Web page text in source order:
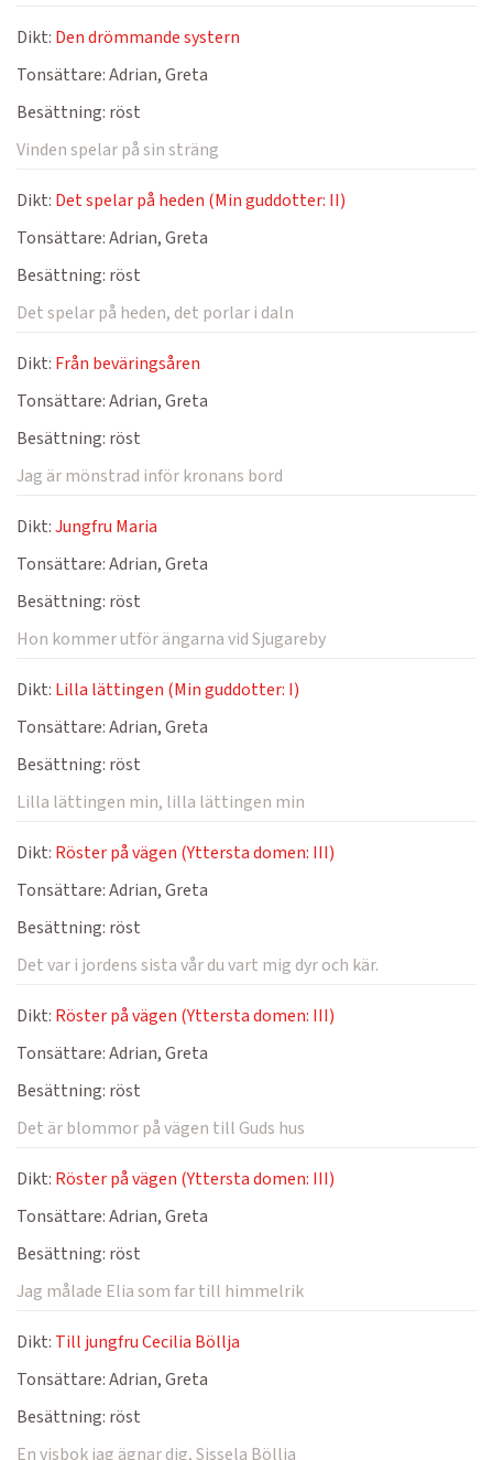
Dikt: Den drömmande systern
Tonsättare:Adrian, Greta
Besättning: röst
Vinden spelar på sin sträng
Dikt: Det spelar på heden (Min guddotter: II)
Tonsättare:Adrian, Greta
Besättning: röst
Det spelar på heden, det porlar i daln
Dikt: Från beväringsåren
Tonsättare:Adrian, Greta
Besättning: röst
Jag är mönstrad inför kronans bord
Dikt:Jungfru Maria
Tonsättare:Adrian, Greta
Besättning: röst
Hon kommer utför ängarna vid Sjugareby
Dikt: Lilla lättingen (Min guddotter: I)
Tonsättare:Adrian, Greta
Besättning: röst
Lilla lättingen min, lilla lättingen min
Dikt: Röster på vägen (Yttersta domen: III)
Tonsättare:Adrian, Greta
Besättning: röst
Det var i jordens sista vår du vart mig dyr och kär.
Dikt: Röster på vägen (Yttersta domen: III)
Tonsättare:Adrian, Greta
Besättning: röst
Det är blommor på vägen till Guds hus
Dikt: Röster på vägen (Yttersta domen: III)
Tonsättare:Adrian, Greta
Besättning: röst
Jag målade Elia som far till himmelrik
Dikt: Till jungfru Cecilia Böllja
Tonsättare:Adrian, Greta
Besättning: röst
En visbok jag ägnar dig, Sissela Böllja